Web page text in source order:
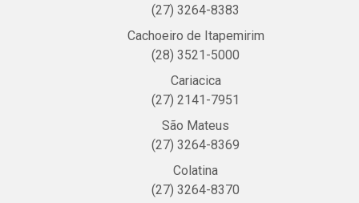
(27) 3264-8383
Cachoeiro de Itapemirim
(28) 3521-5000
Cariacica
(27) 2141-7951
São Mateus
(27) 3264-8369
Colatina
(27) 3264-8370